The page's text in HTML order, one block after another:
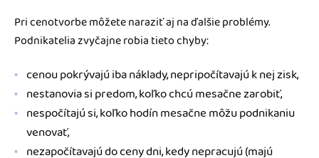
Pri cenotvorbe môžete naraziť aj na ďalšie problémy.
Podnikatelia zvyčajne robia tieto chyby:
cenou pokrývajú iba náklady, nepripočítavajú k nej zisk,
nestanovia si predom, koľko chcú mesačne zarobiť,
nespočítajú si, koľko hodín mesačne môžu podnikaniu
venovať,
nezapočítavajú do ceny dni, kedy nepracujú (majú